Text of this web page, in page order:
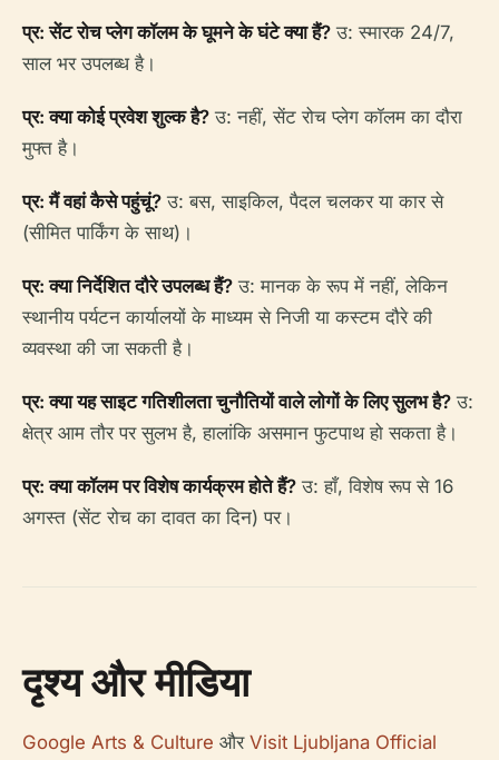
प्र: सेंट रोच प्लेग कॉलम के घूमने के घंटे क्या हैं? उ: स्मारक 24/7,
साल भर उपलब्ध है।
प्र: क्या कोई प्रवेश शुल्क है? उ: नहीं, सेंट रोच प्लेग कॉलम का दौरा
मुफ्त है।
प्र: मैं वहां कैसे पहुंचूं? उ: बस, साइकिल, पैदल चलकर या कार से
(सीमित पार्किंग के साथ)।
प्र: क्या निर्देशित दौरे उपलब्ध हैं? उ: मानक के रूप में नहीं, लेकिन
स्थानीय पर्यटन कार्यालयों के माध्यम से निजी या कस्टम दौरे की
व्यवस्था की जा सकती है।
प्र: क्या यह साइट गतिशीलता चुनौतियों वाले लोगों के लिए सुलभ है? उ:
क्षेत्र आम तौर पर सुलभ है, हालांकि असमान फुटपाथ हो सकता है।
प्र: क्या कॉलम पर विशेष कार्यक्रम होते हैं? उ: हाँ, विशेष रूप से 16
अगस्त (सेंट रोच का दावत का दिन) पर।
दृश्य और मीडिया
Google Arts & Culture और Visit Ljubljana Official